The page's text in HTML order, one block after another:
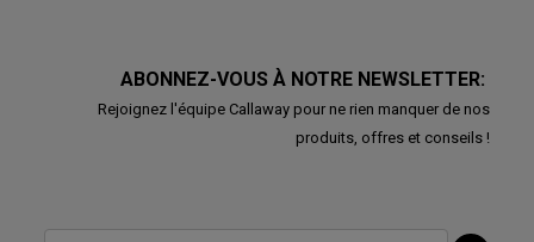
ABONNEZ-VOUS À NOTRE NEWSLETTER:
Rejoignez l'équipe Callaway pour ne rien manquer de nos
produits, offres et conseils !